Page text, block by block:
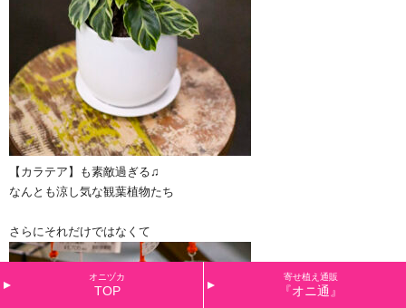
【カラテア】も素敵過ぎる♫
なんとも涼し気な観葉植物たち
さらにそれだけではなくて
オニヅカ
TOP
寄せ植え通販
『オニ通』